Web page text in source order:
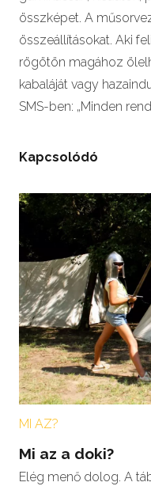
összképet. A
összeállításokat. Aki
rögötön magához
kabaláját vagy
SMS-ben: „Minden
Kapcsolódó
MI AZ?
Mi az a doki?
Elég menő dolog. A